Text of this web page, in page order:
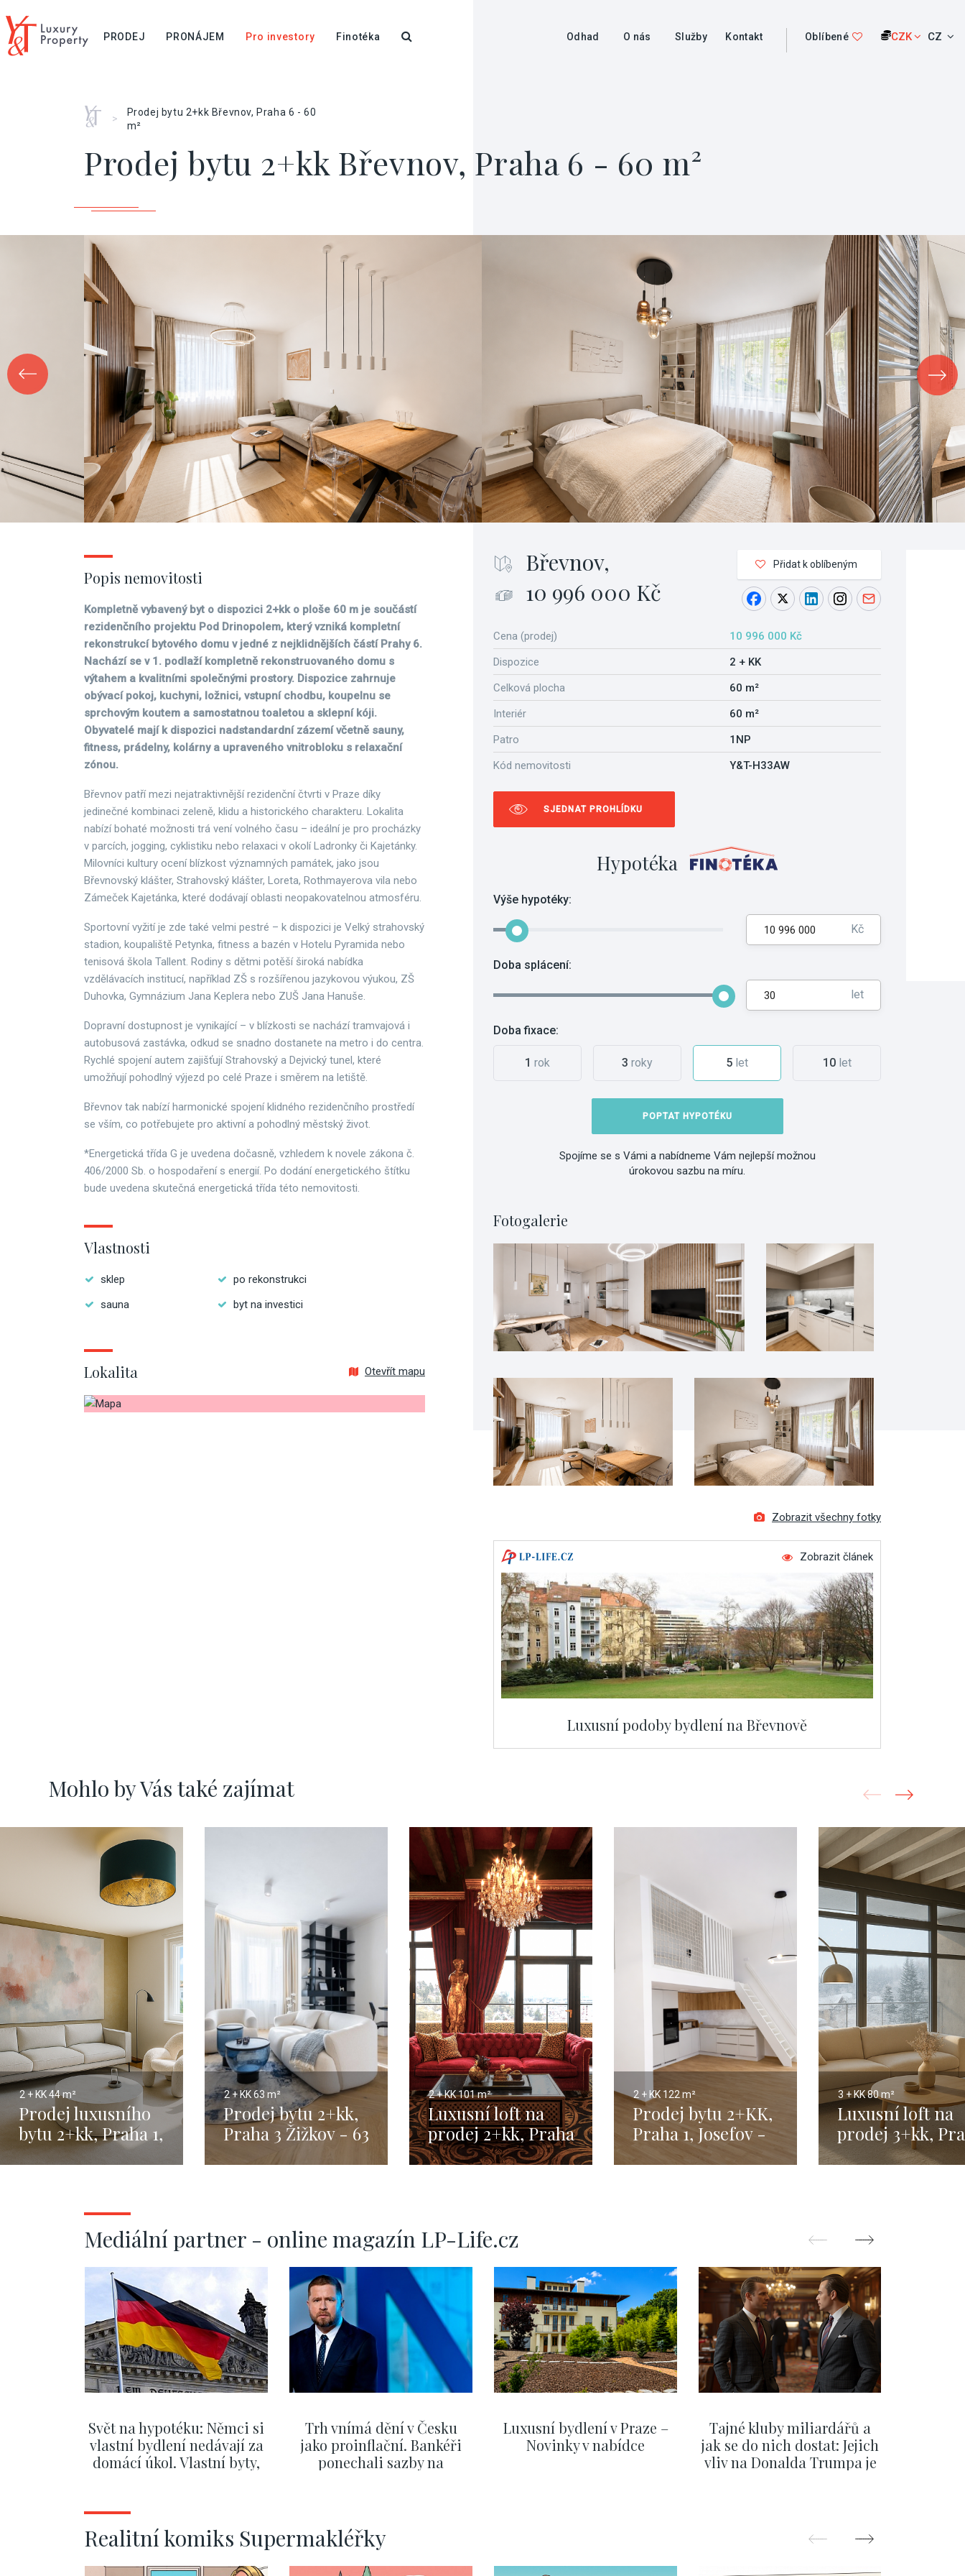
PRODEJ PRONÁJEM Pro investory Finotéka Odhad O nás Služby Kontakt Oblíbené CZK CZ
Home
>
Prodej bytu 2+kk Břevnov, Praha 6 - 60
m²
Prodej bytu 2+kk Břevnov, Praha 6 - 60 m²
Břevnov,
10 996 000 Kč
Přidat k oblíbeným
Cena (prodej)
10 996 000 Kč
Dispozice
2 + KK
Celková plocha
60 m²
Interiér
60 m²
Patro
1NP
Kód nemovitosti
Y&T-H33AW
SJEDNAT PROHLÍDKU
Hypotéka
Výše hypotéky:
Kč
Doba splácení:
let
Doba fixace:
1 rok 3 roky 5 let 10let
POPTAT HYPOTÉKU
Spojíme se s Vámi a nabídneme Vám nejlepší možnou
úrokovou sazbu na míru.
Fotogalerie
Zobrazit všechny fotky
Zobrazit článek
Luxusní podoby bydlení na Břevnově
Popis nemovitosti
Kompletně vybavený byt o dispozici 2+kk o ploše 60 m je součástí
rezidenčního projektu Pod Drinopolem, který vzniká kompletní
rekonstrukcí bytového domu v jedné z nejklidnějších částí Prahy 6.
Nachází se v 1. podlaží kompletně rekonstruovaného domu s
výtahem a kvalitními společnými prostory. Dispozice zahrnuje
obývací pokoj, kuchyni, ložnici, vstupní chodbu, koupelnu se
sprchovým koutem a samostatnou toaletou a sklepní kóji.
Obyvatelé mají k dispozici nadstandardní zázemí včetně sauny,
fitness, prádelny, kolárny a upraveného vnitrobloku s relaxační
zónou.
Břevnov patří mezi nejatraktivnější rezidenční čtvrti v Praze díky
jedinečné kombinaci zeleně, klidu a historického charakteru. Lokalita
nabízí bohaté možnosti trá vení volného času – ideální je pro procházky
v parcích, jogging, cyklistiku nebo relaxaci v okolí Ladronky či Kajetánky.
Milovníci kultury ocení blízkost významných památek, jako jsou
Břevnovský klášter, Strahovský klášter, Loreta, Rothmayerova vila nebo
Zámeček Kajetánka, které dodávají oblasti neopakovatelnou atmosféru.
Sportovní vyžití je zde také velmi pestré – k dispozici je Velký strahovský
stadion, koupaliště Petynka, fitness a bazén v Hotelu Pyramida nebo
tenisová škola Tallent. Rodiny s dětmi potěší široká nabídka
vzdělávacích institucí, například ZŠ s rozšířenou jazykovou výukou, ZŠ
Duhovka, Gymnázium Jana Keplera nebo ZUŠ Jana Hanuše.
Dopravní dostupnost je vynikající – v blízkosti se nachází tramvajová i
autobusová zastávka, odkud se snadno dostanete na metro i do centra.
Rychlé spojení autem zajišťují Strahovský a Dejvický tunel, které
umožňují pohodlný výjezd po celé Praze i směrem na letiště.
Břevnov tak nabízí harmonické spojení klidného rezidenčního prostředí
se vším, co potřebujete pro aktivní a pohodlný městský život.
*Energetická třída G je uvedena dočasně, vzhledem k novele zákona č.
406/2000 Sb. o hospodaření s energií. Po dodání energetického štítku
bude uvedena skutečná energetická třída této nemovitosti.
Vlastnosti
sklep
po rekonstrukci
sauna
byt na investici
Lokalita Otevřít mapu
Mohlo by Vás také zajímat
2 + KK44 m²
Prodej luxusního
bytu 2+kk, Praha 1,
Staré město –
2 + KK63 m²
Prodej bytu 2+kk,
Praha 3 Žižkov - 63
2 + KK101 m²
Luxusní loft na
prodej 2+kk, Praha
- 101 m
2 + KK 122 m²
Prodej bytu 2+KK,
Praha 1, Josefov -
71,9m2
3 + KK80 m²
Luxusní loft na
prodej 3+kk,
- 80 m²
Mediální partner - online magazín LP-Life.cz
Svět na hypotéku: Němci si
vlastní bydlení nedávají za
domácí úkol. Vlastní byty,
Trh vnímá dění v Česku
jako proinflační. Bankéři
ponechali sazby na
Luxusní bydlení v Praze –
Novinky v nabídce
Tajné kluby miliardářů a
jak se do nich dostat: Jejich
vliv na Donalda Trumpa je
Realitní komiks Supermakléřky